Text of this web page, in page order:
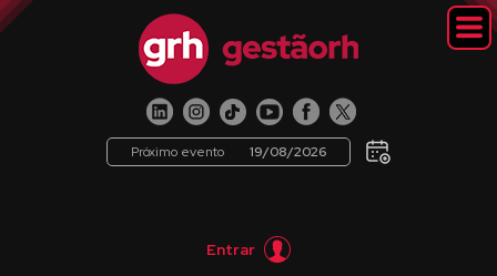
Próximo evento 19/08/2026
Entrar